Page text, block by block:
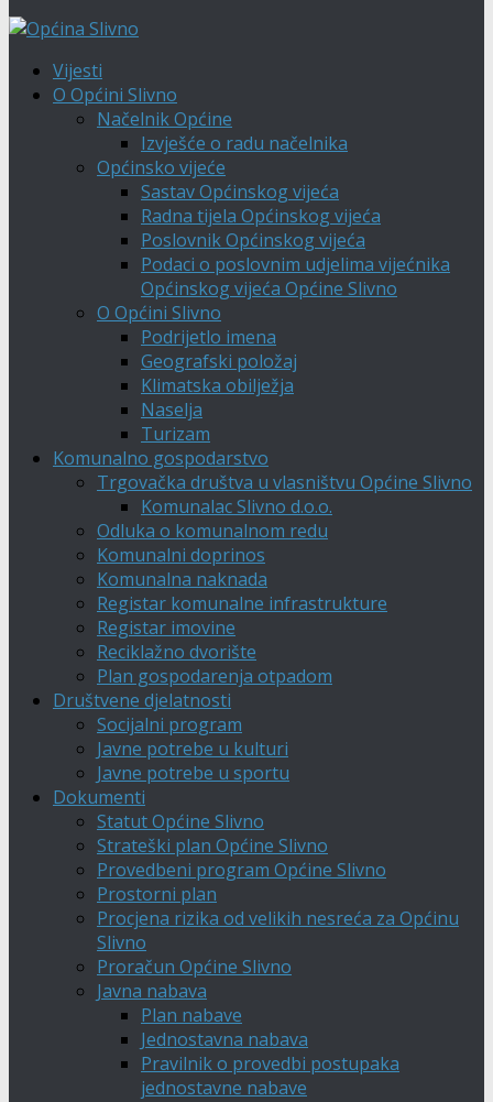
Vijesti
O Općini Slivno
Načelnik Općine
Izvješće o radu načelnika
Općinsko vijeće
Sastav Općinskog vijeća
Radna tijela Općinskog vijeća
Poslovnik Općinskog vijeća
Podaci o poslovnim udjelima vijećnika
Općinskog vijeća Općine Slivno
O Općini Slivno
Podrijetlo imena
Geografski položaj
Klimatska obilježja
Naselja
Turizam
Komunalno gospodarstvo
Trgovačka društva u vlasništvu Općine Slivno
Komunalac Slivno d.o.o.
Odluka o komunalnom redu
Komunalni doprinos
Komunalna naknada
Registar komunalne infrastrukture
Registar imovine
Reciklažno dvorište
Plan gospodarenja otpadom
Društvene djelatnosti
Socijalni program
Javne potrebe u kulturi
Javne potrebe u sportu
Dokumenti
Statut Općine Slivno
Strateški plan Općine Slivno
Provedbeni program Općine Slivno
Prostorni plan
Procjena rizika od velikih nesreća za Općinu
Slivno
Proračun Općine Slivno
Javna nabava
Plan nabave
Jednostavna nabava
Pravilnik o provedbi postupaka
jednostavne nabave